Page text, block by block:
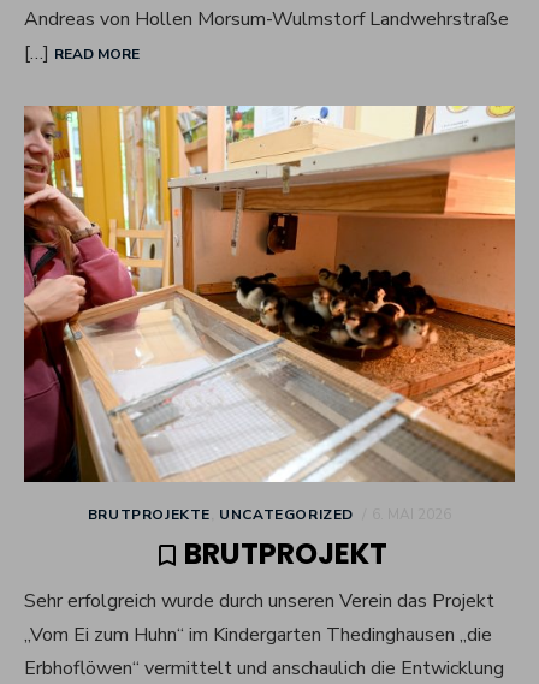
Andreas von Hollen Morsum-Wulmstorf Landwehrstraße
[…] READ MORE
BRUTPROJEKTE UNCATEGORIZED
BRUTPROJEKT
Sehr erfolgreich wurde durch unseren Verein das Projekt
„Vom Ei zum Huhn“ im Kindergarten Thedinghausen „die
Erbhoflöwen“ vermittelt und anschaulich die Entwicklung